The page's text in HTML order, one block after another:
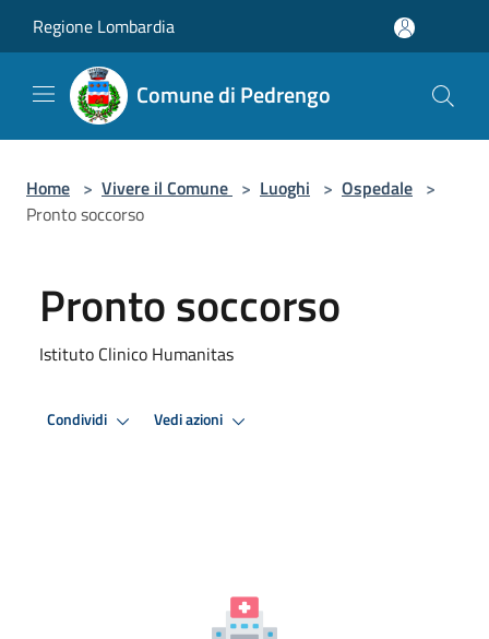
Regione Lombardia
Comune di Pedrengo
Home > Vivere il Comune > Luoghi > Ospedale >
Pronto soccorso
Pronto soccorso
Istituto Clinico Humanitas
Condividi Vedi azioni